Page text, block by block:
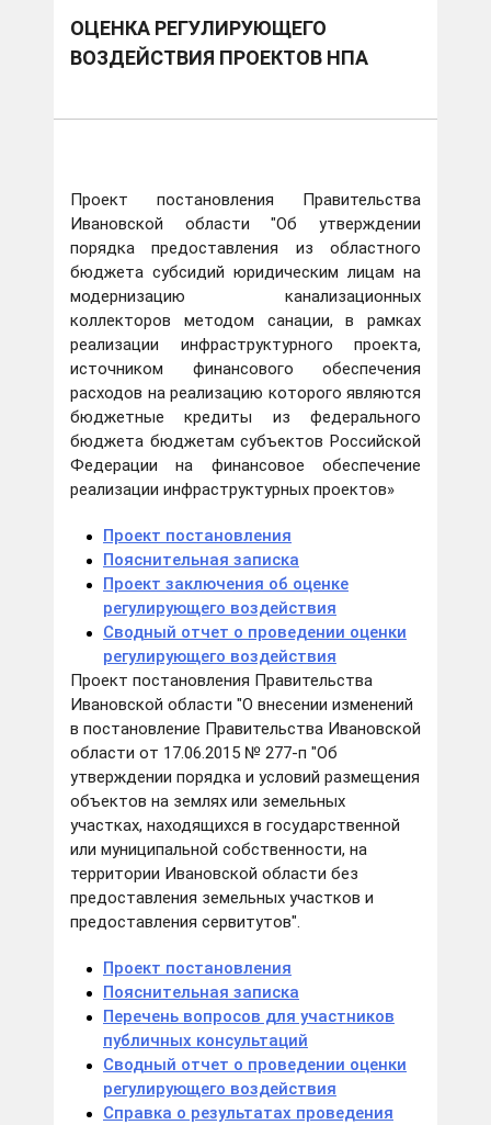
ОЦЕНКА РЕГУЛИРУЮЩЕГО
ВОЗДЕЙСТВИЯ ПРОЕКТОВ НПА
Проект постановления Правительства
Ивановской области "Об утверждении
порядка предоставления из областного
бюджета субсидий юридическим лицам на
модернизацию канализационных
коллекторов методом санации, в рамках
реализации инфраструктурного проекта,
источником финансового обеспечения
расходов на реализацию которого являются
бюджетные кредиты из федерального
бюджета бюджетам субъектов Российской
Федерации на финансовое обеспечение
реализации инфраструктурных проектов»
Проект постановления
Пояснительная записка
Проект заключения об оценке
регулирующего воздействия
Сводный отчет о проведении оценки
регулирующего воздействия
Проект постановления Правительства
Ивановской области "О внесении изменений
в постановление Правительства Ивановской
области от 17.06.2015 № 277-п "Об
утверждении порядка и условий размещения
объектов на землях или земельных
участках, находящихся в государственной
или муниципальной собственности, на
территории Ивановской области без
предоставления земельных участков и
предоставления сервитутов".
Проект постановления
Пояснительная записка
Перечень вопросов для участников
публичных консультаций
Сводный отчет о проведении оценки
регулирующего воздействия
Справка о результатах проведения